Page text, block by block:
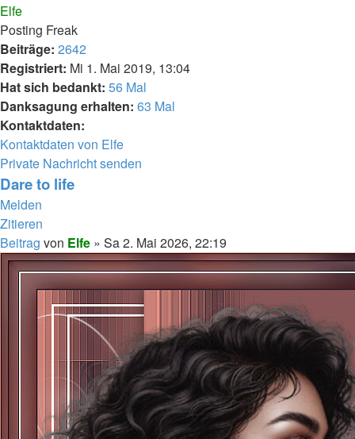
Elfe
Posting Freak
Beiträge: 2642
Registriert: Mi 1. Mai 2019, 13:04
Hat sich bedankt: 56 Mal
Danksagung erhalten: 63 Mal
Kontaktdaten:
Kontaktdaten von Elfe
Private Nachricht senden
Dare to life
Melden
Zitieren
Beitrag von Elfe » Sa 2. Mai 2026, 22:19